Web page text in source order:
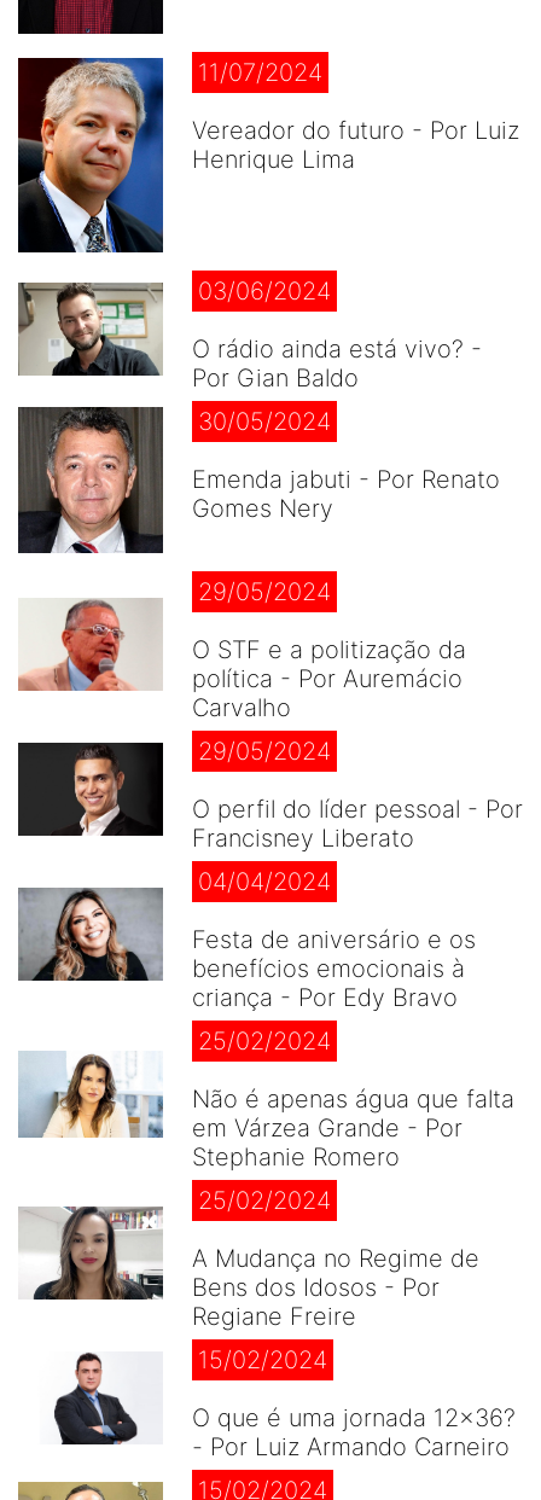
11/07/2024
Vereador do futuro - Por Luiz
Henrique Lima
03/06/2024
O rádio ainda está vivo? -
Por Gian Baldo
30/05/2024
Emenda jabuti - Por Renato
Gomes Nery
29/05/2024
O STF e a politização da
política - Por Auremácio
Carvalho
29/05/2024
O perfil do líder pessoal - Por
Francisney Liberato
04/04/2024
Festa de aniversário e os
benefícios emocionais à
criança - Por Edy Bravo
25/02/2024
Não é apenas água que falta
em Várzea Grande - Por
Stephanie Romero
25/02/2024
A Mudança no Regime de
Bens dos Idosos - Por
Regiane Freire
15/02/2024
O que é uma jornada 12×36?
- Por Luiz Armando Carneiro
15/02/2024